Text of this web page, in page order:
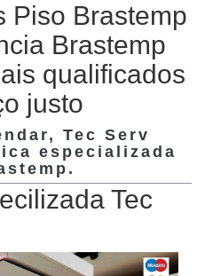
Piso Brastemp
Brastemp
qualificados
justo
Tec Serv
especializada
.
Tec